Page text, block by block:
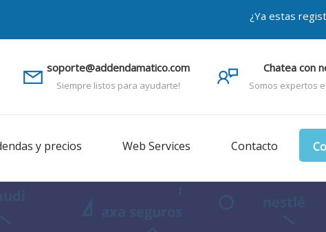
¿Ya estas
Chatea con
Somos expertos
soporte@addendamatico.com
Siempre listos para ayudarte!
y precios Web Services Contacto